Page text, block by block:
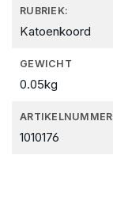
RUBRIEK:
Katoenkoord
GEWICHT
0.05kg
ARTIKELNUMMER
1010176